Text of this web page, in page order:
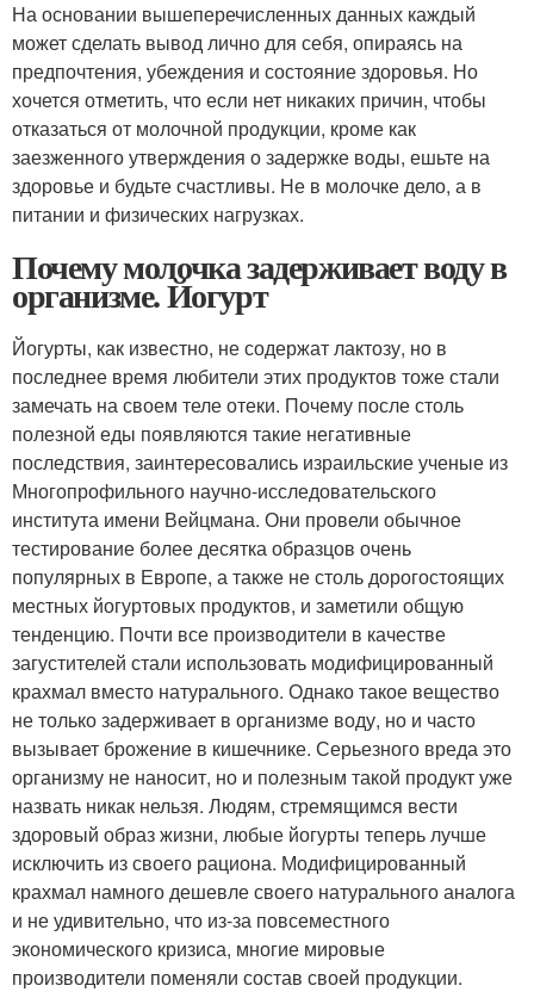
На основании вышеперечисленных данных каждый
может сделать вывод лично для себя, опираясь на
предпочтения, убеждения и состояние здоровья. Но
хочется отметить, что если нет никаких причин, чтобы
отказаться от молочной продукции, кроме как
заезженного утверждения о задержке воды, ешьте на
здоровье и будьте счастливы. Не в молочке дело, а в
питании и физических нагрузках.
Почему молочка задерживает воду в
организме. Йогурт
Йогурты, как известно, не содержат лактозу, но в
последнее время любители этих продуктов тоже стали
замечать на своем теле отеки. Почему после столь
полезной еды появляются такие негативные
последствия, заинтересовались израильские ученые из
Многопрофильного научно-исследовательского
института имени Вейцмана. Они провели обычное
тестирование более десятка образцов очень
популярных в Европе, а также не столь дорогостоящих
местных йогуртовых продуктов, и заметили общую
тенденцию. Почти все производители в качестве
загустителей стали использовать модифицированный
крахмал вместо натурального. Однако такое вещество
не только задерживает в организме воду, но и часто
вызывает брожение в кишечнике. Серьезного вреда это
организму не наносит, но и полезным такой продукт уже
назвать никак нельзя. Людям, стремящимся вести
здоровый образ жизни, любые йогурты теперь лучше
исключить из своего рациона. Модифицированный
крахмал намного дешевле своего натурального аналога
и не удивительно, что из-за повсеместного
экономического кризиса, многие мировые
производители поменяли состав своей продукции.